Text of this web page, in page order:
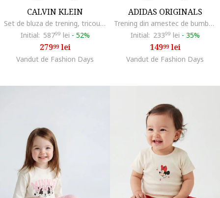
CALVIN KLEIN
Set de bluza de trening, tricou si pantaloni de trening din amestec de bumbac organic - 3 piese, Albastru pastel
Initial: 58799 lei - 52%
27999lei
Vandut de Fashion Days
ADIDAS ORIGINALS
Trening din amestec de bumbac, Negru/Verde lime
Initial: 23399 lei - 35%
14999lei
Vandut de Fashion Days